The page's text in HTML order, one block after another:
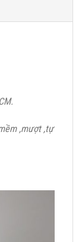
,mượt ,tự